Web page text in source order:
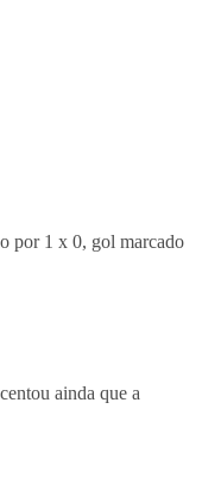
por 1 x 0, gol marcado
ainda que a